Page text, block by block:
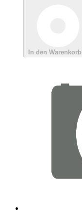
In den Warenkorb